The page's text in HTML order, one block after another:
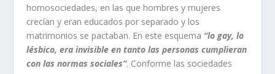
homosociedades, en las que hombres y mujeres
crecían y eran educados por separado y los
matrimonios se pactaban. En este esquema “lo gay, lo
lésbico, era invisible en tanto las personas cumplieran
con las normas sociales”. Conforme las sociedades